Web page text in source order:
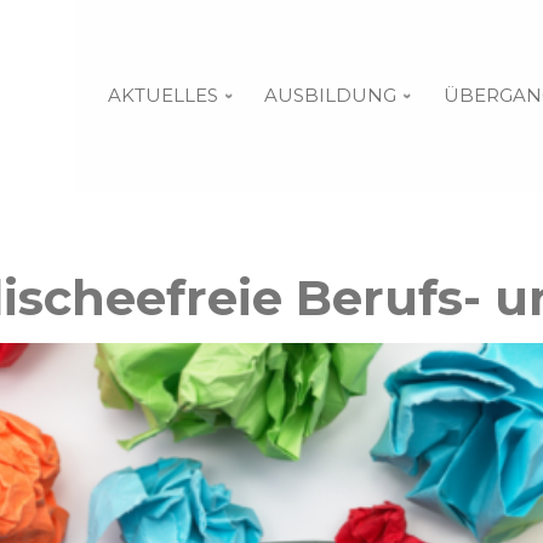
AKTUELLES AUSBILDUNG
Berufs-